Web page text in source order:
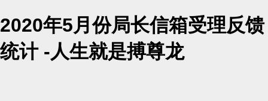
2020年5月份局长信箱受理反馈
统计 -人生就是搏尊龙